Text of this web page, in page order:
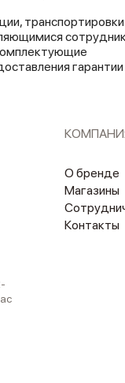
О бренде
Магазины
Контакты